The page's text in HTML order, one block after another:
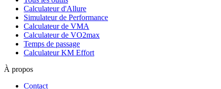
Calculateur d'Allure
Simulateur de Performance
Calculateur de VMA
Calculateur de VO2max
Temps de passage
Calculateur KM Effort
À propos
Contact